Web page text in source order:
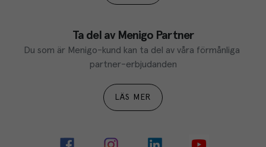
Ta del av Menigo Partner
Du som är Menigo-kund kan ta del av våra förmånliga
partner-erbjudanden
LÄS MER